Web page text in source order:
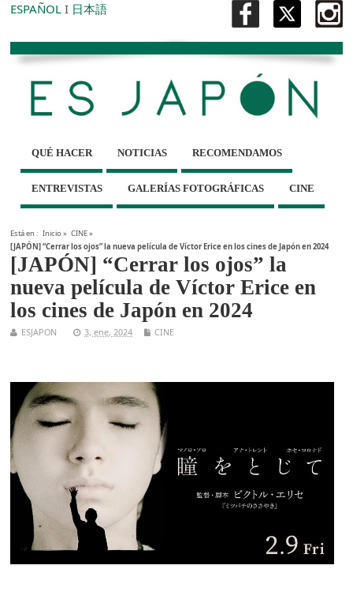
ESPAÑOL I 日本語
QUÉ HACER NOTICIAS RECOMENDAMOS
ENTREVISTAS GALERÍAS FOTOGRÁFICAS CINE
Está en : Inicio» CINE»
[JAPÓN] “Cerrar los ojos” la nueva película de Víctor Erice en los cines de Japón en 2024
[JAPÓN] “Cerrar los ojos” la
nueva película de Víctor Erice en
los cines de Japón en 2024
ESJAPON 3, ene, 2024 CINE